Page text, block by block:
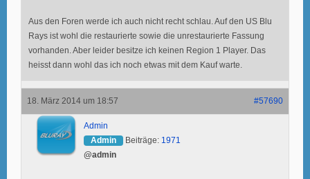
Aus den Foren werde ich auch nicht recht schlau. Auf den US Blu
Rays ist wohl die restaurierte sowie die unrestaurierte Fassung
vorhanden. Aber leider besitze ich keinen Region 1 Player. Das
heisst dann wohl das ich noch etwas mit dem Kauf warte.
18. März 2014 um 18:57 #57690
Admin
Admin
Beiträge: 1971
@admin